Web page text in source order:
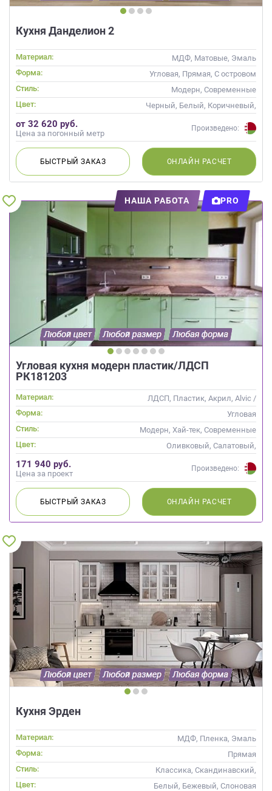
Кухня Данделион 2
Материал:
МДФ, Матовые, Эмаль
Форма:
Угловая, Прямая, С островом
Стиль:
Модерн, Современные
Цвет:
Черный, Белый, Коричневый,
Белый верх темный низ
от 32 620 руб.
Цена за погонный метр
Произведено:
БЫСТРЫЙЗАКАЗ ОНЛАЙН РАСЧЕТ
НАША РАБОТА PRO
Угловая кухня модерн пластик/ЛДСП
РК181203
Материал:
ЛДСП, Пластик, Акрил, Alvic /
УФ лак
Форма:
Угловая
Стиль:
Модерн, Хай-тек, Современные
Цвет:
Оливковый, Салатовый,
Зеленый, Бирюзовый
171 940 руб.
Цена за проект
Произведено:
БЫСТРЫЙЗАКАЗ ОНЛАЙН РАСЧЕТ
Кухня Эрден
Материал:
МДФ, Пленка, Эмаль
Форма:
Прямая
Стиль:
Классика, Скандинавский,
Неоклассика
Цвет:
Белый, Бежевый, Слоновая